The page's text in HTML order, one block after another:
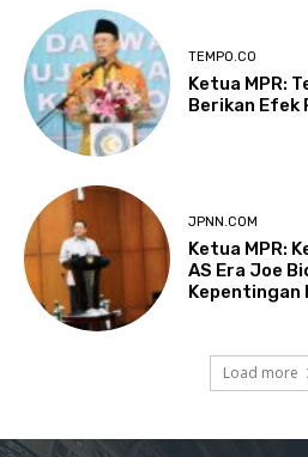
TEMPO.CO
Ketua MPR:
Berikan
JPNN.COM
Ketua MPR:
AS Era Joe
Kepentingan
Load more